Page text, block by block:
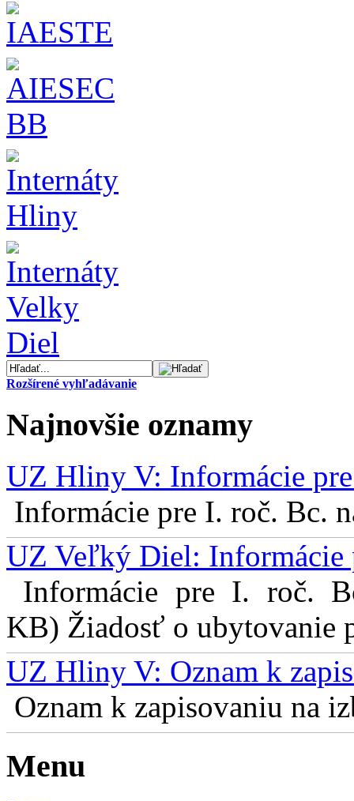
Rozšírené vyhľadávanie
Najnovšie oznamy
UZ Hliny V: Informácie
Informácie pre I. roč. Bc.
UZ Veľký Diel: Informácie
Informácie pre I. roč.
KB) Žiadosť o ubytovanie
UZ Hliny V: Oznam k
Oznam k zapisovaniu na
Menu